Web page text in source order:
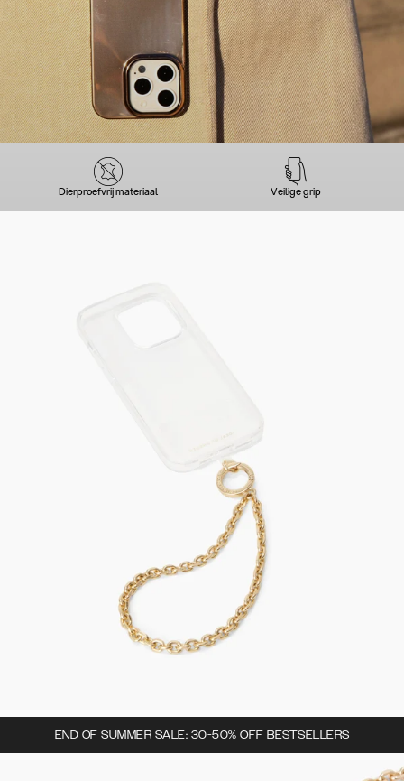
Dierproefvrij materiaal Veilige grip
END OF SUMMER SALE: 30-50% OFF BESTSELLERS